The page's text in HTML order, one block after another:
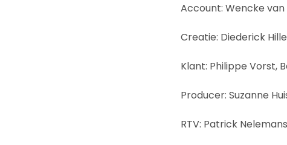
Account: Wencke van
Creatie: Diederick
Klant: Philippe Vorst,
Producer: Suzanne
RTV: Patrick Nelemans